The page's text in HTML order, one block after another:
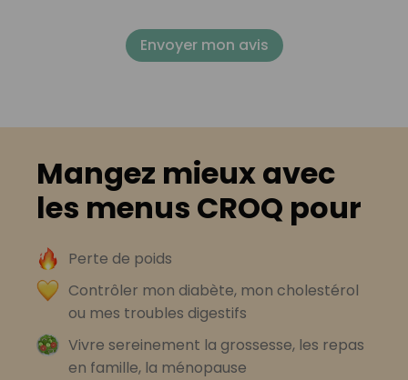
Envoyer mon avis
Mangez mieux avec
les menus CROQ pour
Perte de poids
Contrôler mon diabète, mon cholestérol
ou mes troubles digestifs
Vivre sereinement la grossesse, les repas
en famille, la ménopause